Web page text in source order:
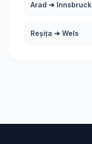
Arad ➔ Innsbruck
Reșița ➔ Wels